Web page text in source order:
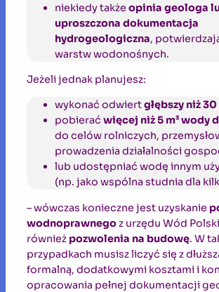
niekiedy także opinia geologa
uproszczona dokumentacja
hydrogeologiczna,
warstw wodonośnych.
Jeżeli jednak planujesz:
wykonać odwiertgłębszy niż
pobierać więcej niż 5 m³ wody
do celów rolniczych,
prowadzenia działalności
lub udostępniać wodę innym
(np. jako wspólna studnia dla
– wówczas konieczne jest uzyskanie
wodnoprawnegoz urzędu Wód
również pozwolenia na budowę. W
przypadkach musisz liczyć się z
formalną, dodatkowymi kosztami i
opracowania pełnej dokumentacji